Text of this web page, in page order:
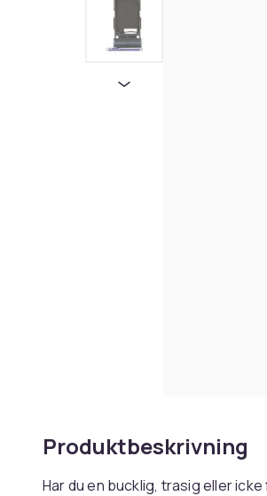
Produktbeskrivning
Har du en bucklig, trasig eller